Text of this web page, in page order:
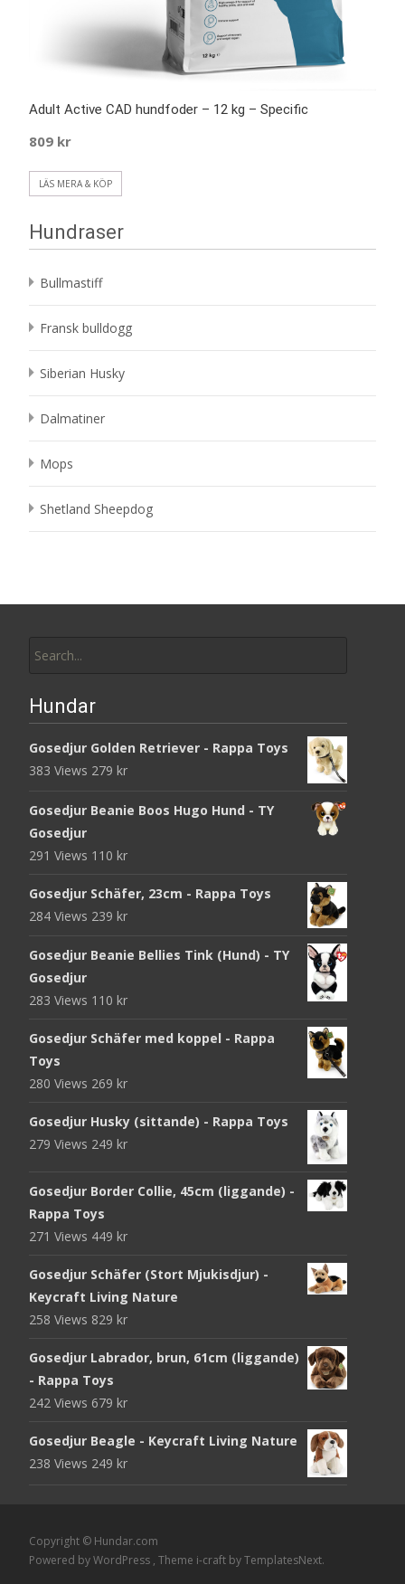
Adult Active CAD hundfoder – 12 kg – Specific
809 kr
LÄS MERA & KÖP
Hundraser
Bullmastiff
Fransk bulldogg
Siberian Husky
Dalmatiner
Mops
Shetland Sheepdog
for:
Hundar
Gosedjur Golden Retriever - Rappa Toys
383 Views 279 kr
Gosedjur Beanie Boos Hugo Hund - TY
Gosedjur
291 Views 110 kr
Gosedjur Schäfer, 23cm - Rappa Toys
284 Views 239 kr
Gosedjur Beanie Bellies Tink (Hund) - TY
Gosedjur
283 Views 110 kr
Gosedjur Schäfer med koppel - Rappa
Toys
280 Views 269 kr
Gosedjur Husky (sittande) - Rappa Toys
279 Views 249 kr
Gosedjur Border Collie, 45cm (liggande) -
Rappa Toys
271 Views 449 kr
Gosedjur Schäfer (Stort Mjukisdjur) -
Keycraft Living Nature
258 Views 829 kr
Gosedjur Labrador, brun, 61cm (liggande)
- Rappa Toys
242 Views 679 kr
Gosedjur Beagle - Keycraft Living Nature
238 Views 249 kr
Copyright © Hundar.com
Powered by WordPress , Theme i-craft by TemplatesNext.